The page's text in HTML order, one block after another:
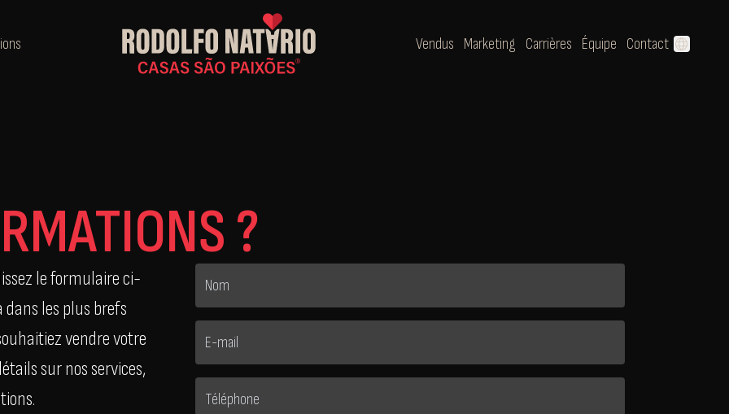
Vendus Marketing Carrières Équipe Contact language
?
le formulaire ci-
les plus brefs
vendre votre
sur nos services,